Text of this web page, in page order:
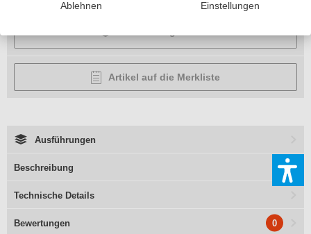
Artikel auf die Merkliste
Ausführungen
Beschreibung
Technische Details
Bewertungen 0
Ablehnen Einstellungen